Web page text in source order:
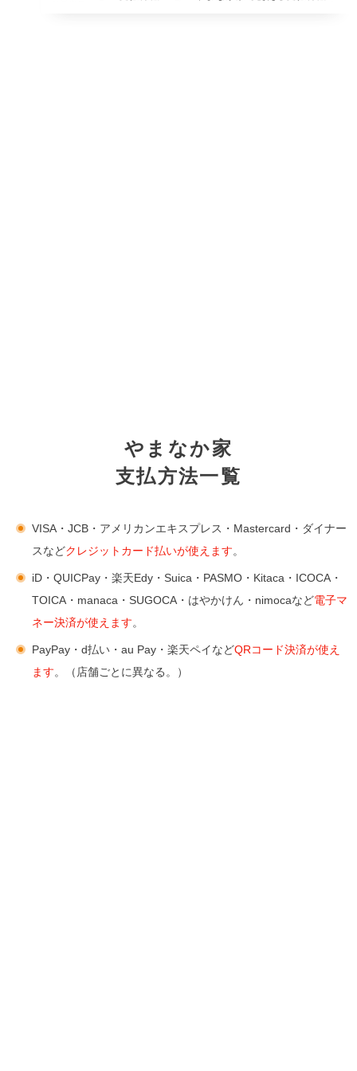
やまなか家
支払方法一覧
VISA・JCB・アメリカンエキスプレス・Mastercard・ダイナー
スなどクレジットカード払いが使えます。
iD・QUICPay・楽天Edy・Suica・PASMO・Kitaca・ICOCA・
TOICA・manaca・SUGOCA・はやかけん・nimocaなど電子マ
ネー決済が使えます。
PayPay・d払い・au Pay・楽天ペイなどQRコード決済が使え
ます。（店舗ごとに異なる。）